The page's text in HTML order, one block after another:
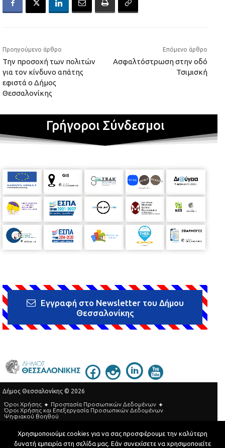
Προηγούμενο άρθρο
Την προσοχή των πολιτών
για τον κίνδυνο απάτης
εφιστά ο Δήμος
Θεσσαλονίκης
Επόμενο άρθρο
Ασφαλτόστρωση στην οδό
Τσιμισκή
Γρήγοροι Σύνδεσμοι
Εγγραφή στο Newsletter του Δήμου
Θεσσαλονίκης
Δήμος Θεσσαλονίκης © 2026
Όροι Χρήσης
Προστασία Προσωπικών Δεδομένων
Όροι Xρήσης και Eπεξεργασία Προσωπικών Δεδομένων
Ψηφιακού Βοηθού
Τηλεφωνικός Κατάλογος
Χρησιμοποιούμε cookies για να σας προσφέρουμε την καλύτερη
δυνατή εμπειρία στη σελίδα μας. Εάν συνεχίσετε να χρησιμοποιείτε